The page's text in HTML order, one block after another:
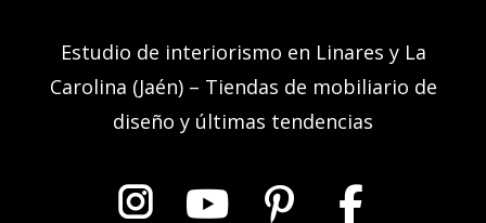
Estudio de interiorismo en Linares y La
Carolina (Jaén) – Tiendas de mobiliario de
diseño y últimas tendencias